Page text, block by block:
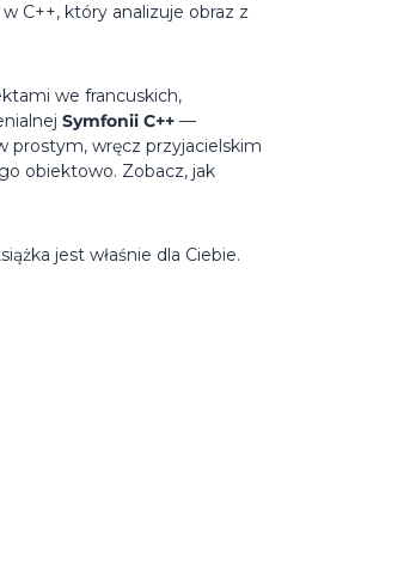
C++, który analizuje obraz z
we francuskich,
Symfonii C++ —
prostym, wręcz przyjacielskim
obiektowo. Zobacz, jak
jest właśnie dla Ciebie.